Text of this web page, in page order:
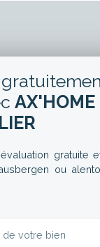
AX'HOME
gratuite
ou
votre bien